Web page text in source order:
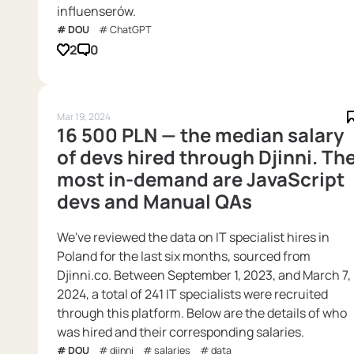
influenserów.
DOU ChatGPT
2 0
Mar 19, 2024
16 500 PLN — the median salary
of devs hired through Djinni.
most in-demand are JavaScript
devs and Manual QAs
We've reviewed the data on IT specialist hires in
Poland for the last six months, sourced from
Djinni.co. Between September 1, 2023, and March 7,
2024, a total of 241 IT specialists were recruited
through this platform. Below are the details of who
was hired and their corresponding salaries.
DOU djinni salaries data